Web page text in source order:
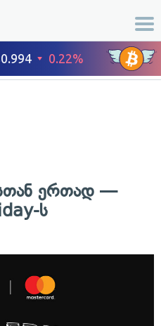
ერთად —
ს